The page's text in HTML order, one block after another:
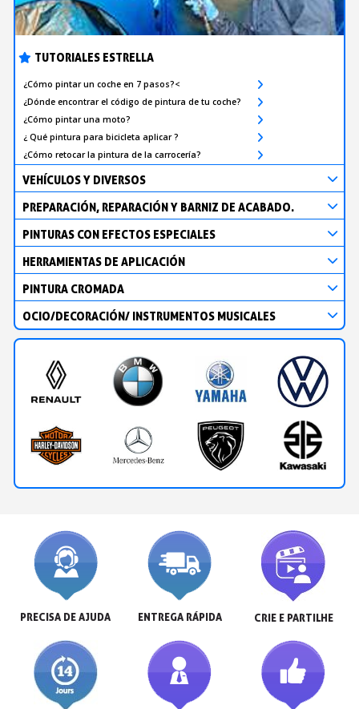
TUTORIALES ESTRELLA
¿Cómo pintar un coche en 7 pasos?<
¿Dónde encontrar el código de pintura de tu coche?
¿Cómo pintar una moto?
¿ Qué pintura para bicicleta aplicar ?
¿Cómo retocar la pintura de la carrocería?
VEHÍCULOS Y DIVERSOS
PREPARACIÓN, REPARACIÓN Y BARNIZ DE ACABADO.
PINTURAS CON EFECTOS ESPECIALES
HERRAMIENTAS DE APLICACIÓN
PINTURA CROMADA
OCIO/DECORACIÓN/ INSTRUMENTOS MUSICALES
PRECISA DE AJUDA ENTREGA RÁPIDA CRIE E PARTILHE